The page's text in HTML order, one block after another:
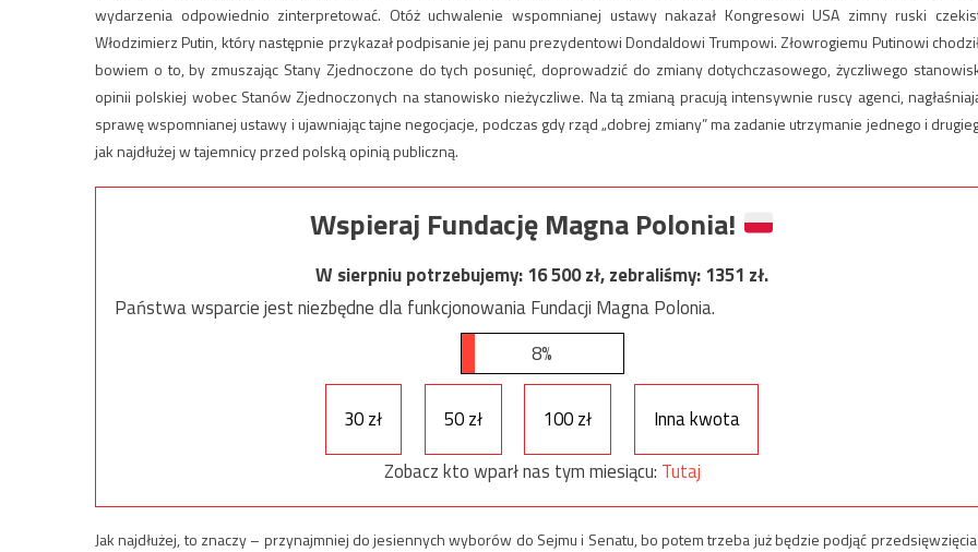
wydarzenia odpowiednio zinterpretować. Otóż uchwalenie wspomnianej ustawy nakazał Kongresowi USA zimny ruski
Włodzimierz Putin, który następnie przykazał podpisanie jej panu prezydentowi Dondaldowi Trumpowi. Złowrogiemu Putinowi
bowiem o to, by zmuszając Stany Zjednoczone do tych posunięć, doprowadzić do zmiany dotychczasowego, życzliwego
opinii polskiej wobec Stanów Zjednoczonych na stanowisko nieżyczliwe. Na tą zmianą pracują intensywnie ruscy agenci,
sprawę wspomnianej ustawy i ujawniając tajne negocjacje, podczas gdy rząd „dobrej zmiany” ma zadanie utrzymanie jednego i
jak najdłużej w tajemnicy przed polską opinią publiczną.
Wspieraj Fundację Magna Polonia!
W sierpniu potrzebujemy:16 500zł, zebraliśmy:1351 zł.
Państwa wsparcie jest niezbędne dla funkcjonowania Fundacji Magna Polonia.
8%
30 zł 50 zł 100 zł
Inna kwota
Zobacz kto wparł nas tym miesiącu: Tutaj
Jak najdłużej, to znaczy – przynajmniej do jesiennych wyborów do Sejmu i Senatu, bo potem trzeba już będzie podjąć